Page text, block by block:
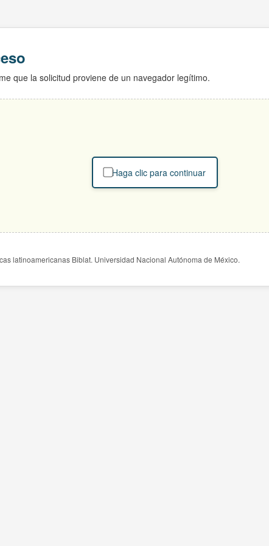
que la solicitud proviene de un navegador legítimo.
Haga clic para continuar
latinoamericanas Biblat. Universidad Nacional Autónoma de México.